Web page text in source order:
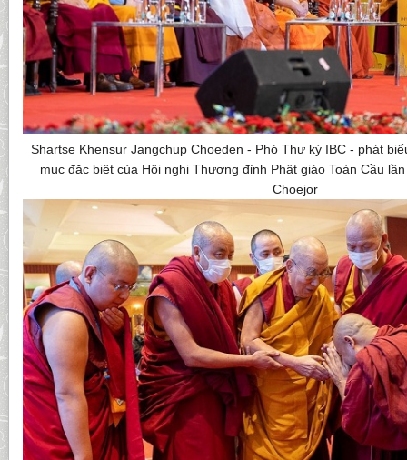
Shartse Khensur Jangchup Choeden - Phó Thư ký IBC - phát
mục đặc biệt của Hội nghị Thượng đỉnh Phật giáo Toàn Cầu
Choejor